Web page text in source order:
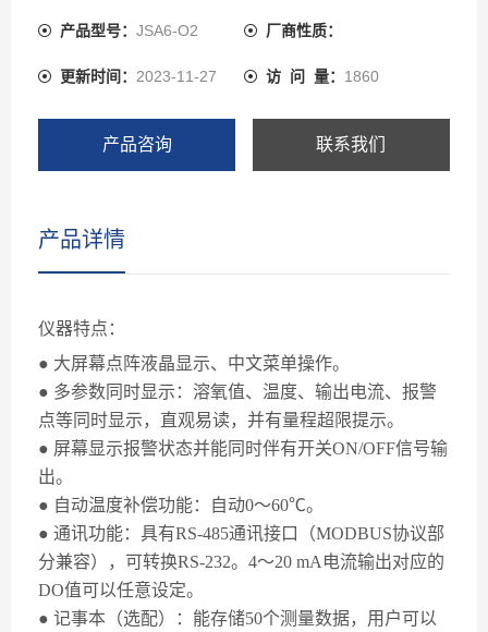
事本存储测量数据、485通讯等功能。可广泛应用于、化
殖和自来水等溶液中溶解氧值的连续监测 。
产品型号： JSA6-O2 厂商性质：
更新时间： 2023-11-27 访 问 量： 1860
产品咨询 联系我们
产品详情
仪器特点：
● 大屏幕点阵液晶显示、中文菜单操作。
● 多参数同时显示：溶氧值、温度、输出电流、报警
点等同时显示，直观易读，并有量程超限提示。
● 屏幕显示报警状态并能同时伴有开关ON/OFF信号输
出。
● 自动温度补偿功能：自动0～60℃。
● 通讯功能：具有RS-485通讯接口（MODBUS协议部
分兼容），可转换RS-232。4～20 mA电流输出对应的
DO值可以任意设定。
● 记事本（选配）：能存储50个测量数据，用户可以